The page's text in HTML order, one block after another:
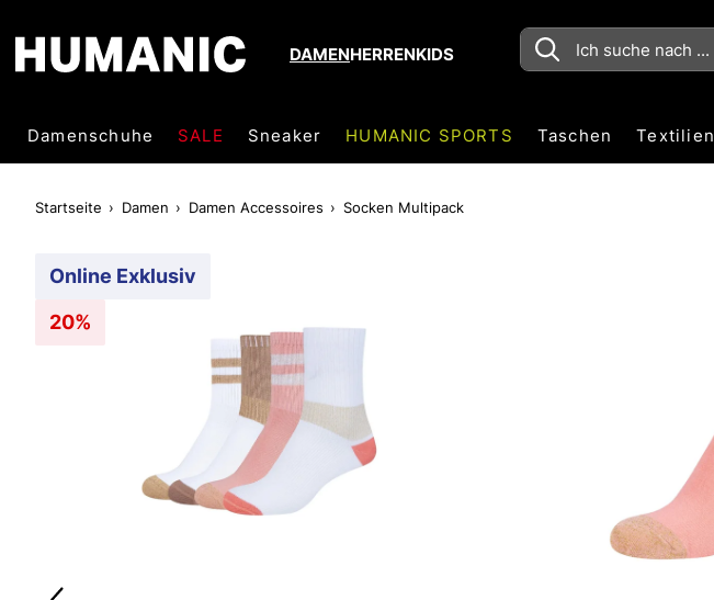
DAMENHERRENKIDS
Damenschuhe SALE Sneaker HUMANIC SPORTS Taschen Textilien
Startseite Damen Damen Accessoires Socken Multipack
Online Exklusiv
20%